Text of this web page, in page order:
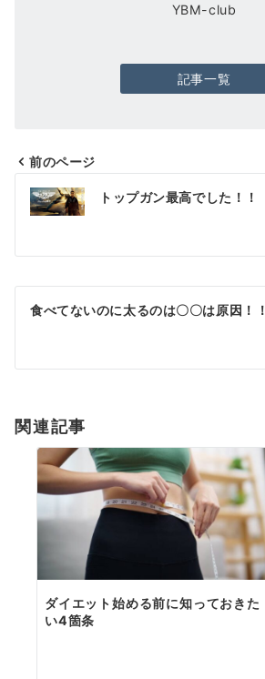
YBM-club
記事一覧
投
稿
ビ
ゲ
シ
ン
前のページ
トップガン最高でした！！
食べてないのに太るのは〇〇は原因！！
関連記事
ダイエット始める前に知っておきた
い4箇条